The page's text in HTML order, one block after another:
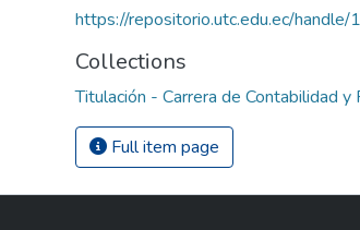
https://repositorio.utc.edu.ec/
Collections
Titulación - Carrera de Contabilidad y
Full item page